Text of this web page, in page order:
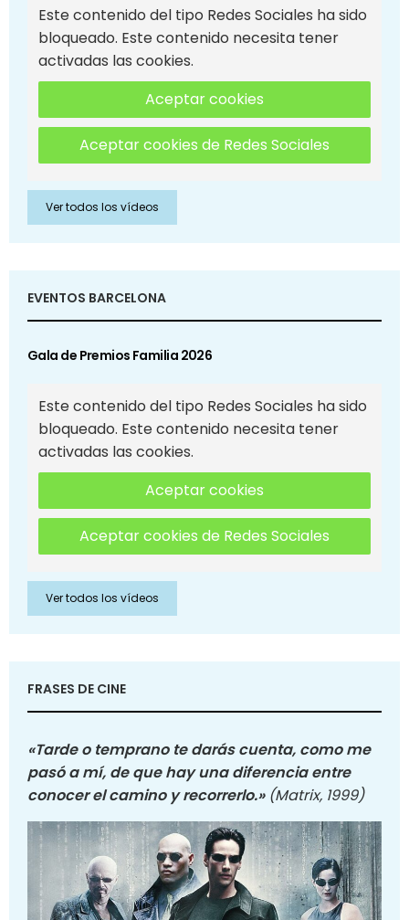
Este contenido del tipo Redes Sociales ha sido
bloqueado. Este contenido necesita tener
activadas las cookies.
Aceptar cookies
Aceptar cookies de Redes Sociales
Ver todos los vídeos
EVENTOS BARCELONA
Gala de Premios Familia 2026
Este contenido del tipo Redes Sociales ha sido
bloqueado. Este contenido necesita tener
activadas las cookies.
Aceptar cookies
Aceptar cookies de Redes Sociales
Ver todos los vídeos
FRASES DE CINE
«Tarde o temprano te darás cuenta, como me
pasó a mí, de que hay una diferencia entre
conocer el camino y recorrerlo.» (Matrix, 1999)